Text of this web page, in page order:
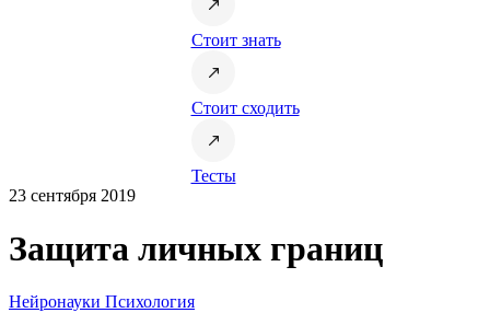
Стоит знать
Стоит сходить
Тесты
23 сентября 2019
Защита личных границ
Нейронауки Психология